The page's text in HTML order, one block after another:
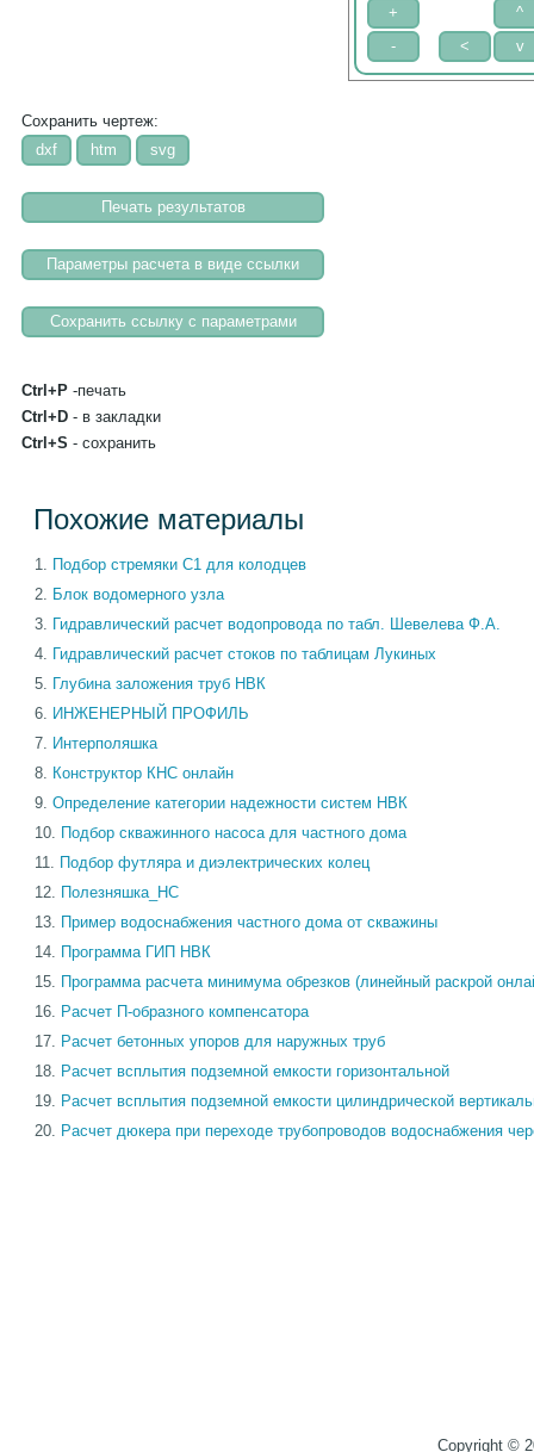
Сохранить чертеж:
Ctrl+P -печать
Ctrl+D - в закладки
Ctrl+S - сохранить
Похожие материалы
Подбор стремяки С1 для колодцев
Блок водомерного узла
Гидравлический расчет водопровода по табл. Шевелева Ф.А.
Гидравлический расчет стоков по таблицам Лукиных
Глубина заложения труб НВК
ИНЖЕНЕРНЫЙ ПРОФИЛЬ
Интерполяшка
Конструктор КНС онлайн
Определение категории надежности систем НВК
Подбор скважинного насоса для частного дома
Подбор футляра и диэлектрических колец
Полезняшка_НС
Пример водоснабжения частного дома от скважины
Программа ГИП НВК
Программа расчета минимума обрезков (линейный раскрой
Расчет П-образного компенсатора
Расчет бетонных упоров для наружных труб
Расчет всплытия подземной емкости горизонтальной
Расчет всплытия подземной емкости цилиндрической
Расчет дюкера при переходе трубопроводов водоснабжения
Copyright ©